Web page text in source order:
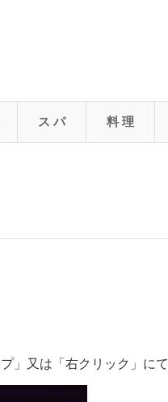
ス パ 料 理
」又は「右クリック」に